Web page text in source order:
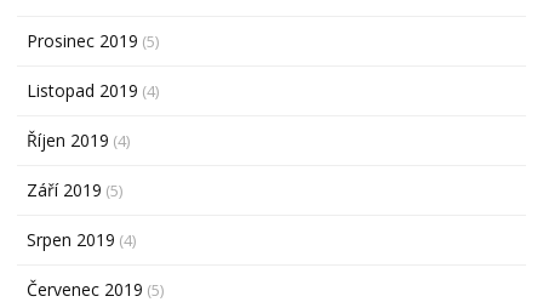
Prosinec 2019 (5)
Listopad 2019 (4)
Říjen 2019 (4)
Září 2019 (5)
Srpen 2019 (4)
Červenec 2019 (5)